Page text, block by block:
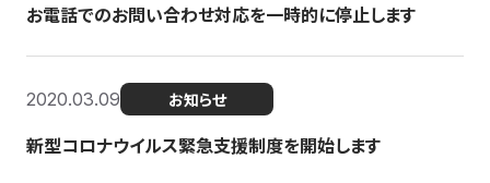
お電話でのお問い合わせ対応を一時的に停止します
2020.03.09 お知らせ
新型コロナウイルス緊急支援制度を開始します